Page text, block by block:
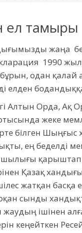
ел тамыры
жаңа
1990
бұрын, одан
елден
Орда, Ақ
жеке
білген
ең беделді
Қазақ хандығы
жатқан
сынды
ішінен
кеңейткен